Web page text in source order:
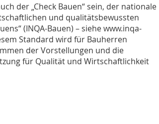
der „Check Bauen“ sein, der nationale
und qualitätsbewussten
(INQA-Bauen) – siehe www.inqa-
Standard wird für Bauherren
der Vorstellungen und die
für Qualität und Wirtschaftlichkeit